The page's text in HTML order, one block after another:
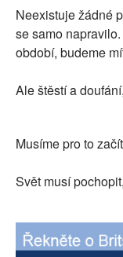
Neexistuje žádné
se samo
období, budeme
Ale štěstí a
Musíme pro to
Svět musí